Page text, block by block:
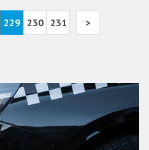
229 230 231 >